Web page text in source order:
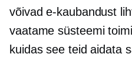
võivad e-kaubandust
vaatame süsteemi
kuidas see teid aidata